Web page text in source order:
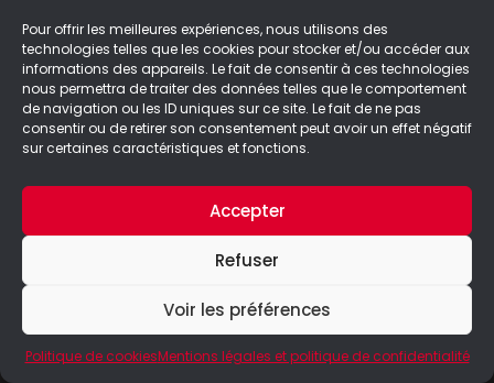
Pour offrir les meilleures expériences, nous utilisons des
technologies telles que les cookies pour stocker et/ou accéder aux
informations des appareils. Le fait de consentir à ces technologies
nous permettra de traiter des données telles que le comportement
de navigation ou les ID uniques sur ce site. Le fait de ne pas
consentir ou de retirer son consentement peut avoir un effet négatif
sur certaines caractéristiques et fonctions.
Accepter
Refuser
Voir les préférences
Politique de cookiesMentions légales et politique de confidentialité
tête blonde ? On a ce qu’il vous faut ! Cette
fois-ci,
LIRE LA SUITE
14/05/2024
confidentialité